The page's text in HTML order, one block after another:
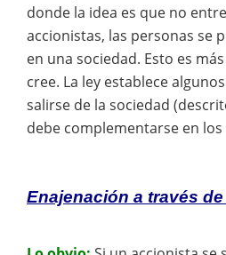
donde la idea es que no
accionistas, las personas se
en una sociedad. Esto es
cree. La ley establece
salirse de la sociedad
debe complementarse en
Enajenación a través